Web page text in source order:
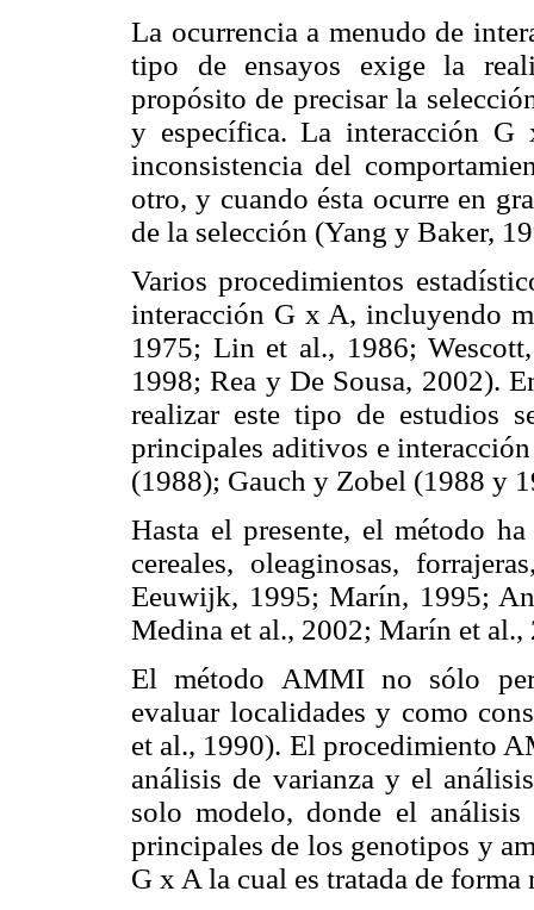
La ocurrencia a menudo de
tipo de ensayos exige la
propósito de precisar la
y específica. La interacción G
inconsistencia del
otro, y cuando ésta ocurre en
de la selección (Yang y Baker,
Varios procedimientos
interacción G x A, incluyendo
1975; Lin et al., 1986;
1998; Rea y De Sousa, 2002).
realizar este tipo de estudios
principales aditivos e
(1988); Gauch y Zobel (1988 y
Hasta el presente, el método
cereales, oleaginosas,
Eeuwijk, 1995; Marín, 1995;
Medina et al., 2002; Marín et al.,
El método AMMI no sólo
evaluar localidades y como
et al., 1990). El procedimiento
análisis de varianza y el
solo modelo, donde el análisis
principales de los genotipos y
G x A la cual es tratada de